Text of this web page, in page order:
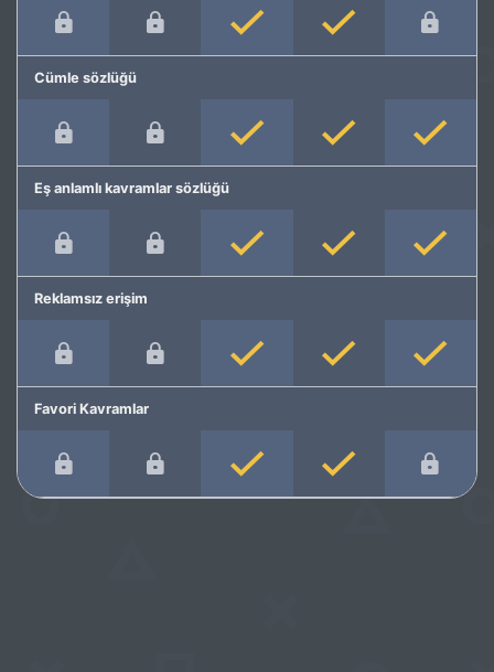
Cümle sözlüğü
Eş anlamlı kavramlar sözlüğü
Reklamsız erişim
Favori Kavramlar